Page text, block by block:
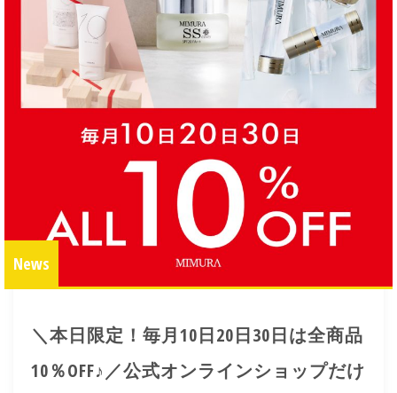
News
＼本日限定！毎月10日20日30日は全商品
10％OFF♪／公式オンラインショップだけ